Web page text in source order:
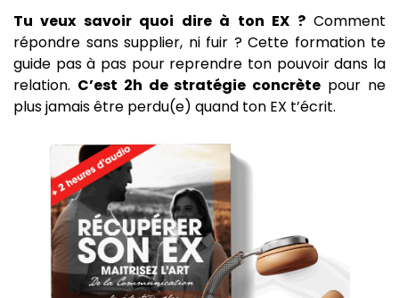
Tu veux savoir quoi dire à ton EX ?Comment
répondre sans supplier, ni fuir ? Cette formation te
guide pas à pas pour reprendre ton pouvoir dans la
relation. C’est 2h de stratégie concrète pour ne
plus jamais être perdu(e) quand ton EX t’écrit.